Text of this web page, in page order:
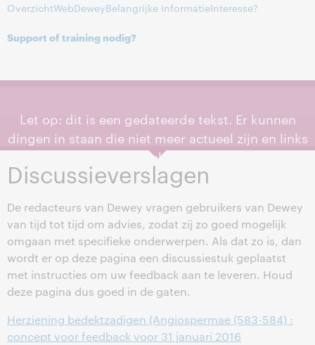
OverzichtWebDeweyBelangrijke informatieInteresse?
Support of training nodig?
Let op: dit is een gedateerde tekst. Er kunnen
dingen in staan die niet meer actueel zijn en links
werken mogelijk niet meer.
Discussieverslagen
De redacteurs van Dewey vragen gebruikers van Dewey
van tijd tot tijd om advies, zodat zij zo goed mogelijk
omgaan met specifieke onderwerpen. Als dat zo is, dan
wordt er op deze pagina een discussiestuk geplaatst
met instructies om uw feedback aan te leveren. Houd
deze pagina dus goed in de gaten.
Herziening bedektzadigen (Angiospermae (583-584) :
concept voor feedback voor 31 januari 2016